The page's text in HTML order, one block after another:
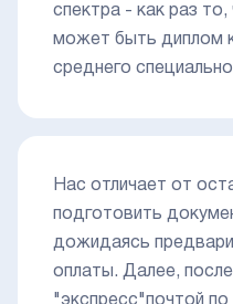
спектра - как раз
может быть диплом
среднего
Нас отличает от
подготовить
дожидаясь
оплаты. Далее,
"экспресс"почтой